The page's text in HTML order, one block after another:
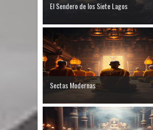
El Sendero de los Siete Lagos
Sectas Modernas